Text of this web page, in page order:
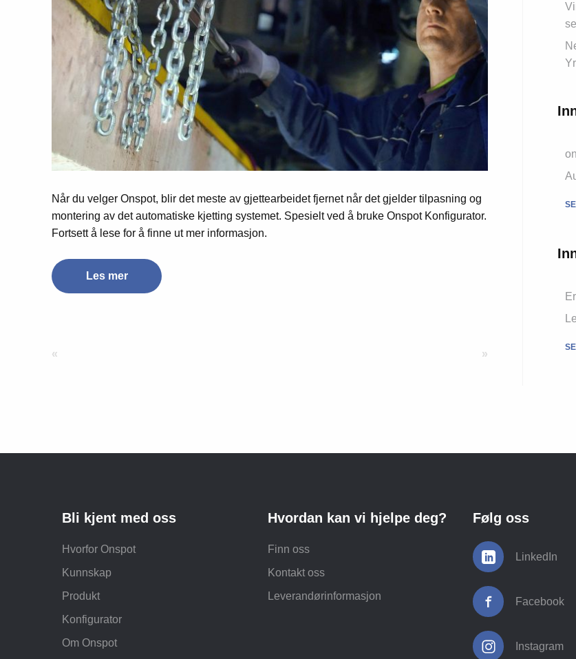
Når du velger Onspot, blir det meste av gjettearbeidet fjernet når det gjelder tilpasning og
montering av det automatiske kjetting systemet. Spesielt ved å bruke Onspot Konfigurator.
Fortsett å lese for å finne ut mer informasjon.
Les mer
« »
Bli kjent med oss
Hvorfor Onspot
Kunnskap
Produkt
Konfigurator
Om Onspot
Hvordan kan vi hjelpe deg?
Finn oss
Kontakt oss
Leverandørinformasjon
Følg oss
LinkedIn
Facebook
Instagram